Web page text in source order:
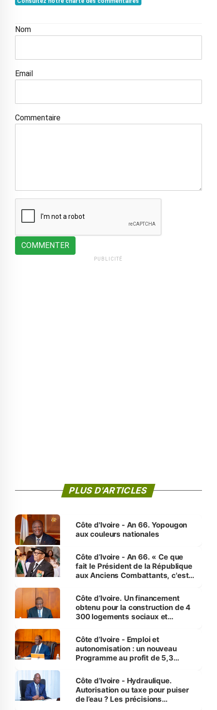
Nom
Email
Commentaire
COMMENTER
PUBLICITÉ
PLUS D'ARTICLES
Côte d'Ivoire - An 66. Yopougon
aux couleurs nationales
Côte d’Ivoire - An 66. « Ce que
fait le Président de la République
aux Anciens Combattants, c'est
Côte d’Ivoire. Un financement
obtenu pour la construction de 4
300 logements sociaux et
et Yamoussoukro
Côte d’Ivoire - Emploi et
autonomisation : un nouveau
Programme au profit de 5,3
Côte d’Ivoire - Hydraulique.
Autorisation ou taxe pour puiser
de l’eau ? Les précisions